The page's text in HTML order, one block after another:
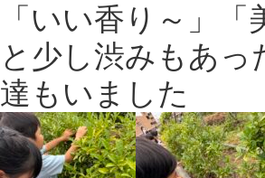
「いい香り～」
と少し渋みもあ
達もいました